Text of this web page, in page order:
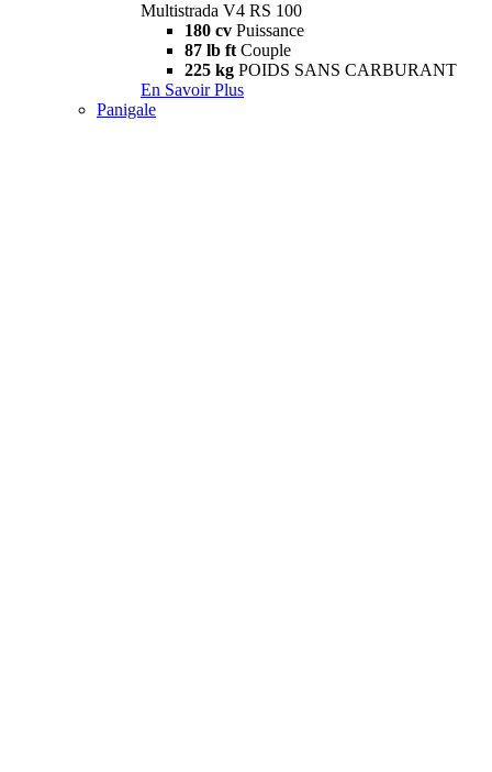
Multistrada V4 RS 100
180 cv Puissance
87 lb ft Couple
225 kg POIDS SANS CARBURANT
En Savoir Plus
Panigale